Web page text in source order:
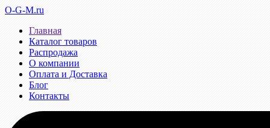
O-G-M.ru
Главная
Каталог товаров
Распродажа
О компании
Оплата и Доставка
Блог
Контакты